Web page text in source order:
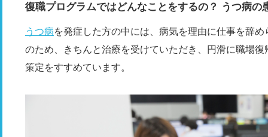
復職プログラムではどんなことをするの？ うつ病の
うつ病を発症した方の中には、病気を理由に仕事を辞
のため、きちんと治療を受けていただき、円滑に職場
策定をすすめています。